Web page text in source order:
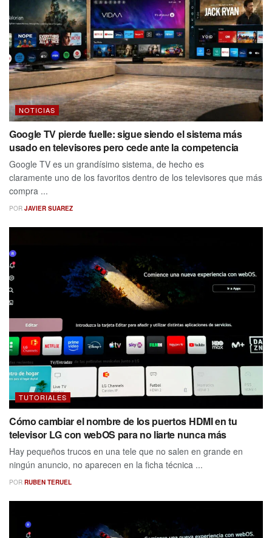
NOTICIAS
Google TV pierde fuelle: sigue siendo el sistema más
usado en televisores pero cede ante la competencia
Google TV es un grandísimo sistema, de hecho es
claramente uno de los favoritos dentro de los televisores que más
compra ...
POR JAVIER SUAREZ
TUTORIALES
Cómo cambiar el nombre de los puertos HDMI en tu
televisor LG con webOS para no liarte nunca más
Hay pequeños trucos en una tele que no salen en grande en
ningún anuncio, no aparecen en la ficha técnica ...
POR RUBEN TERUEL